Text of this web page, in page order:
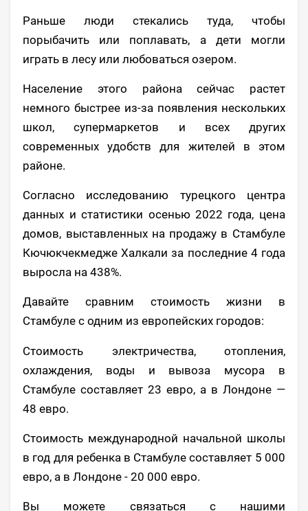
Раньше люди стекались туда, чтобы
порыбачить или поплавать, а дети могли
играть в лесу или любоваться озером.
Население этого района сейчас растет
немного быстрее из-за появления нескольких
школ, супермаркетов и всех других
современных удобств для жителей в этом
районе.
Согласно исследованию турецкого центра
данных и статистики осенью 2022 года, цена
домов, выставленных на продажу в Стамбуле
Кючюкчекмедже Халкали за последние 4 года
выросла на 438%.
Давайте сравним стоимость жизни в
Стамбуле с одним из европейских городов:
Стоимость электричества, отопления,
охлаждения, воды и вывоза мусора в
Стамбуле составляет 23 евро, а в Лондоне —
48 евро.
Стоимость международной начальной школы
в год для ребенка в Стамбуле составляет 5 000
евро, а в Лондоне - 20 000 евро.
Вы можете связаться с нашими